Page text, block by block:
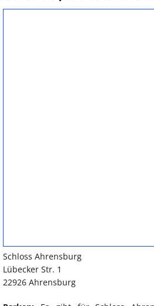
Schloss Ahrensburg
Lübecker Str. 1
22926 Ahrensburg